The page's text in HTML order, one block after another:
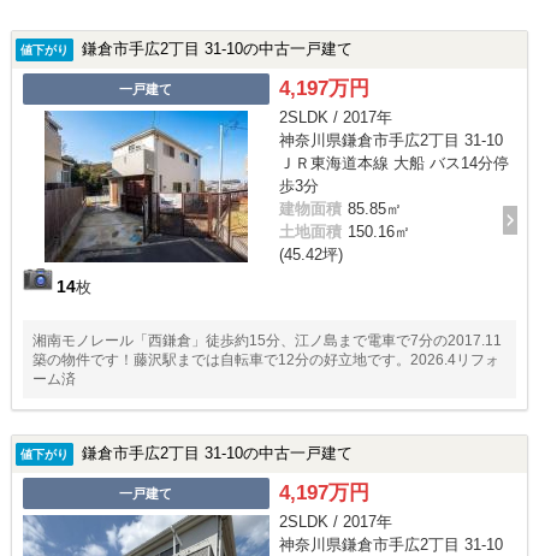
値下がり 鎌倉市手広2丁目 31-10の中古一戸建て
一戸建て
14枚
4,197万円
2SLDK / 2017年
神奈川県鎌倉市手広2丁目 31-10
ＪＲ東海道本線 大船 バス14分停
歩3分
建物面積 85.85㎡
土地面積 150.16㎡
(45.42坪)
湘南モノレール「西鎌倉」徒歩約15分、江ノ島まで電車で7分の2017.11
築の物件です！藤沢駅までは自転車で12分の好立地です。2026.4リフォ
ーム済
値下がり 鎌倉市手広2丁目 31-10の中古一戸建て
一戸建て 4,197万円
2SLDK / 2017年
神奈川県鎌倉市手広2丁目 31-10